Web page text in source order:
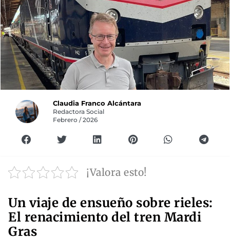
Claudia Franco Alcántara
Redactora Social
Febrero / 2026
¡Valora esto!
Un viaje de ensueño sobre rieles:
El renacimiento del tren Mardi
Gras